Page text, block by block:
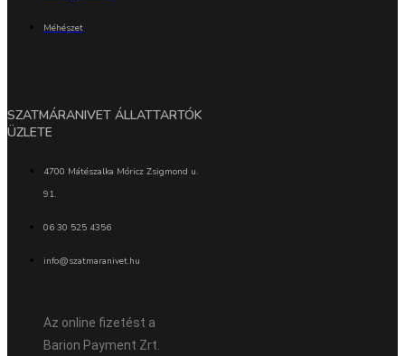
Méhészet
SZATMÁRANIVET ÁLLATTARTÓK
ÜZLETE
4700 Mátészalka Móricz Zsigmond u.
91.
06 30 525 4356
info@szatmaranivet.hu
Az online fizetést a
Barion Payment Zrt.